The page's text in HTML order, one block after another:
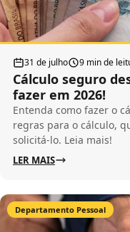
31 de julho 9 min de
Cálculo seguro
fazer em 2026!
Entenda como fazer o
regras para o cálculo,
solicitá-lo. Leia mais!
LER MAIS
Departamento Pessoal